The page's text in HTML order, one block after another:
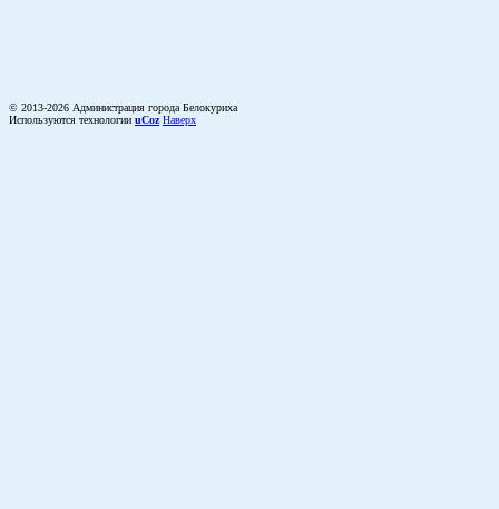
© 2013-2026 Администрация города Белокуриха
Используются технологии uCoz Наверх